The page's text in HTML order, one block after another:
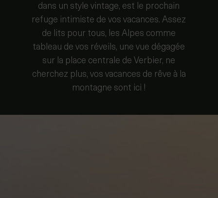
dans un style vintage, est le prochain
refuge intimiste de vos vacances. Assez
de lits pour tous, les Alpes comme
tableau de vos réveils, une vue dégagée
sur la place centrale de Verbier, ne
cherchez plus, vos vacances de rêve à la
montagne sont ici !